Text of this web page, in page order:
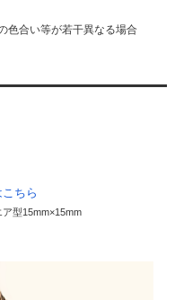
色合い等が若干異なる場合
ちら
型15mm×15mm